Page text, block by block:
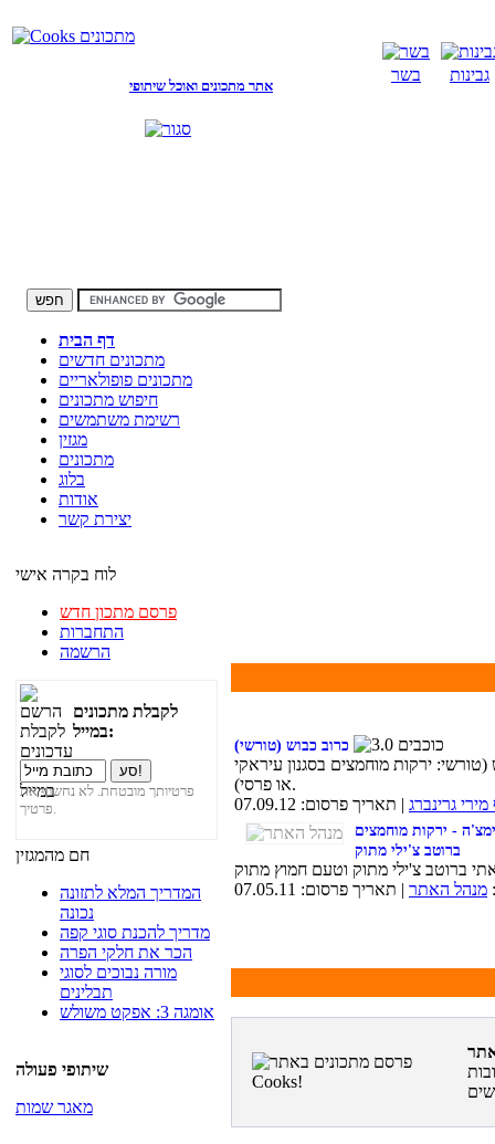
אתר מתכונים ואוכל שיתופי
בשר גבינות
דף הבית
מתכונים חדשים
מתכונים פופולאריים
חיפוש מתכונים
רשימת משתמשים
מגזין
מתכונים
בלוג
אודות
יצירת קשר
לוח בקרה אישי
פרסם מתכון חדש
התחברות
הרשמה
לקבלת מתכונים
במייל:
פרטיותך מובטחת. לא נחשוף את
פרטיך.
חם מהמגזין
המדריך המלא לתזונה
נכונה
מדריך להכנת סוגי קפה
הכר את חלקי הפרה
מורה נבוכים לסוגי
תבלינים
אומגה 3: אפקט משולש
שיתופי פעולה
מאגר שמות
כרוב כבוש (טורשי)
ירקות מוחמצים בסגנון עיראקי
או פרסי).
גרינברג | תאריך פרסום: 07.09.12
- ירקות מוחמצים
ברוטב צ'ילי מתוק
מנהל האתר | תאריך פרסום: 07.05.11